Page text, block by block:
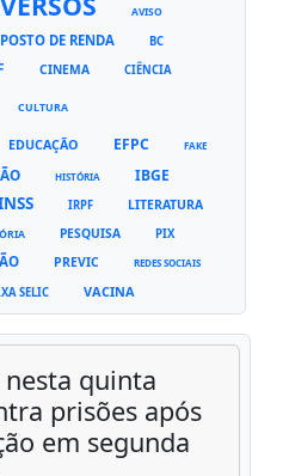
AVISO
DE RENDA BC
CINEMA CIÊNCIA
CULTURA
EDUCAÇÃO EFPC FAKE
HISTÓRIA IBGE
IRPF LITERATURA
PESQUISA PIX
PREVIC REDES SOCIAIS
SELIC VACINA
nesta quinta
prisões após
em segunda